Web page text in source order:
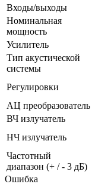
Входы/выходы
Номинальная
мощность
Усилитель
Тип акустической
системы
Регулировки
АЦ преобразователь
ВЧ излучатель
НЧ излучатель
Частотный
диапазон (+ / - 3 дБ)
Ошибка